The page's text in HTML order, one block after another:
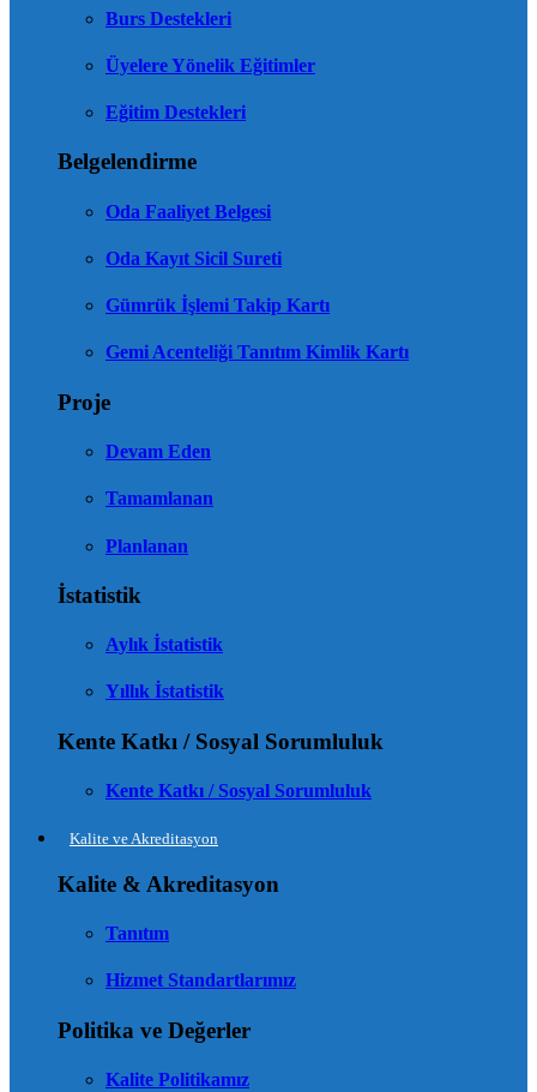
Burs Destekleri
Üyelere Yönelik Eğitimler
Eğitim Destekleri
Belgelendirme
Oda Faaliyet Belgesi
Oda Kayıt Sicil Sureti
Gümrük İşlemi Takip Kartı
Gemi Acenteliği Tanıtım Kimlik Kartı
Proje
Devam Eden
Tamamlanan
Planlanan
İstatistik
Aylık İstatistik
Yıllık İstatistik
Kente Katkı / Sosyal Sorumluluk
Kente Katkı / Sosyal Sorumluluk
Kalite ve Akreditasyon
Kalite & Akreditasyon
Tanıtım
Hizmet Standartlarımız
Politika ve Değerler
Kalite Politikamız